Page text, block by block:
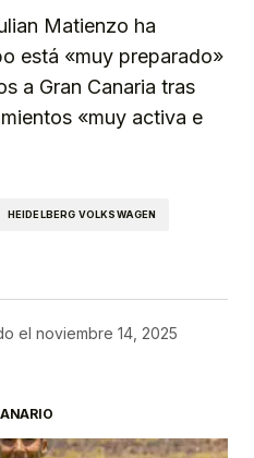
Matienzo ha
está «muy preparado»
a Gran Canaria tras
«muy activa e
HEIDELBERG VOLKSWAGEN
el noviembre 14, 2025